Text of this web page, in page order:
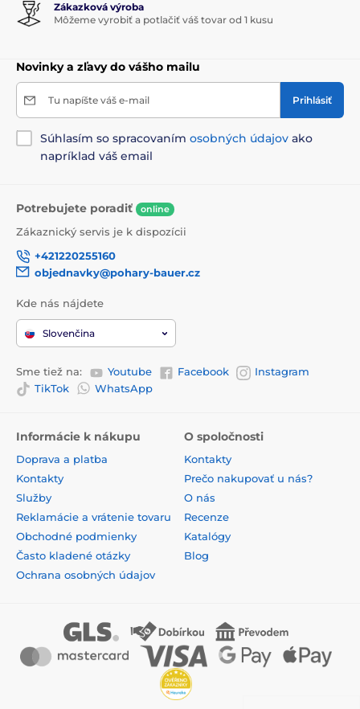
Zákazková výroba
Môžeme vyrobiť a potlačiť váš tovar od 1 kusu
Novinky a zľavy do vášho mailu
Tu napíšte váš e-mail Prihlásiť
Súhlasím so spracovaním osobných údajov ako
napríklad váš email
Potrebujete poradiť online
Zákaznický servis je k dispozícii
+421220255160
objednavky@pohary-bauer.cz
Kde nás nájdete
Slovenčina
Sme tiež na: Youtube Facebook
Instagram
TikTok
WhatsApp
Informácie k nákupu
Doprava a platba
Kontakty
Služby
Reklamácie a vrátenie tovaru
Obchodné podmienky
Často kladené otázky
Ochrana osobných údajov
O spoločnosti
Kontakty
Prečo nakupovať u nás?
O nás
Recenze
Katalógy
Blog